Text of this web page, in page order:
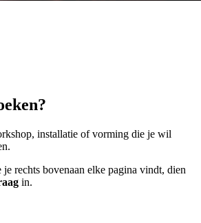
installatie of vorming die je wil
rechts bovenaan elke pagina vindt, dien
in.